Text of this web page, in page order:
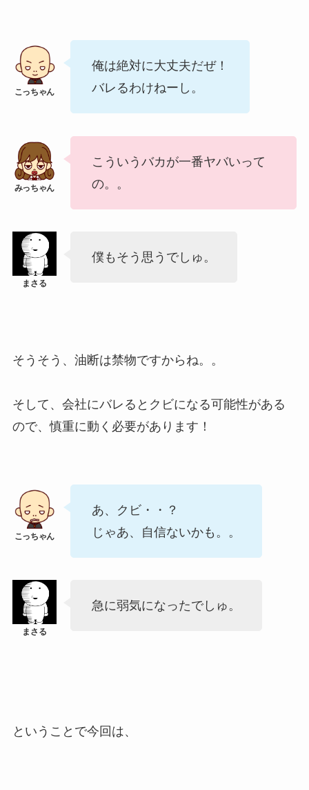
俺は絶対に大丈夫だぜ！
バレるわけねーし。
こういうバカが一番ヤバいって
の。。
僕もそう思うでしゅ。
そうそう、油断は禁物ですからね。。
そして、会社にバレるとクビになる可能性がある
ので、慎重に動く必要があります！
あ、クビ・・？
じゃあ、自信ないかも。。
急に弱気になったでしゅ。
ということで今回は、